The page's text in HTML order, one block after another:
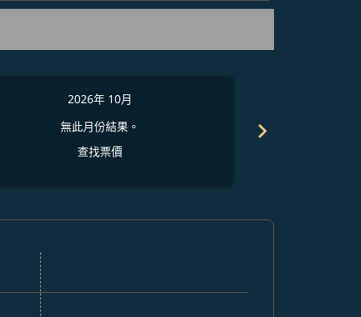
2026年 10月
無此月份結果。
查找票價
chevron_right
票價
查找票價查找票價查找票價
disclaimer. 查找票價
offers-disclaimer. 查找票價
view-offers-disclaimer. 查找票價
cmp-view-offers-disclaimer. 查找票價
cmp-view-offers-disclaimer. 查找票價
cmp-view-offers-disclaimer. 查找票價
EWR–CGK: cmp-view-offers-disclaimer. 查找票價